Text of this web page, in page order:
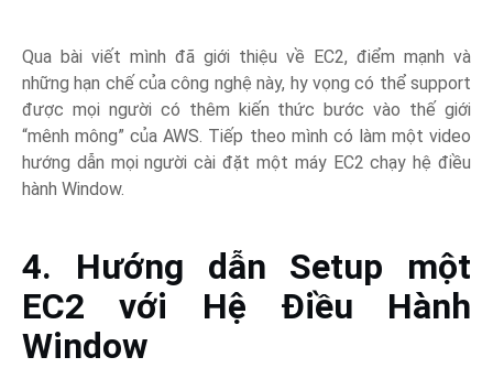
Qua bài viết mình đã giới thiệu về EC2, điểm mạnh và
những hạn chế của công nghệ này, hy vọng có thể support
được mọi người có thêm kiến thức bước vào thế giới
“mênh mông” của AWS. Tiếp theo mình có làm một video
hướng dẫn mọi người cài đặt một máy EC2 chạy hệ điều
hành Window.
4. Hướng dẫn Setup một
EC2 với Hệ Điều Hành
Window